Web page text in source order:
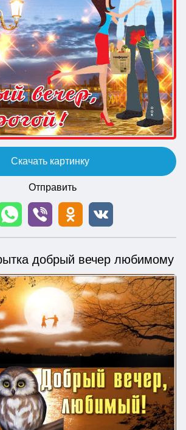
Скачать картинку
Отправить
добрый вечер любимому